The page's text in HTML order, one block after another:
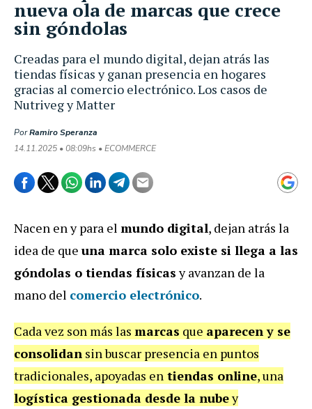
Creadas para el mundo digital, dejan atrás las
tiendas físicas y ganan presencia en hogares
gracias al comercio electrónico. Los casos de
Nutriveg y Matter
PorRamiro Speranza
14.11.2025 • 08:09hs • ECOMMERCE
nueva ola de marcas que crece
sin góndolas
Nacen en y para el mundo digital, dejan atrás la
idea de que una marca solo existe si llega a las
góndolas o tiendas físicasy avanzan de la
mano del comercio electrónico.
Cada vez son más las marcas que aparecen y se
consolidan sin buscar presencia en puntos
tradicionales, apoyadas en tiendas online, una
logística gestionada desde la nubey